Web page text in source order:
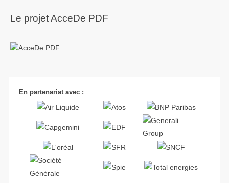
Le projet AcceDe PDF
En partenariat avec :